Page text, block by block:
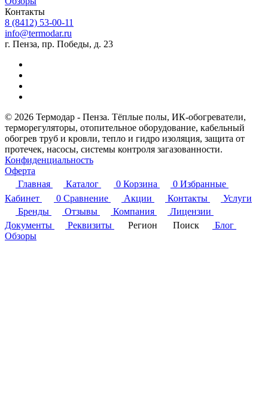
Контакты
8 (8412) 53-00-11
info@termodar.ru
г. Пенза, пр. Победы, д. 23
© 2026 Термодар - Пенза. Тёплые полы, ИК-обогреватели,
терморегуляторы, отопительное оборудование, кабельный
обогрев труб и кровли, тепло и гидро изоляция, защита от
протечек, насосы, системы контроля загазованности.
Конфиденциальность
Оферта
Главная
Каталог 0 Корзина 0 Избранные
Кабинет
0 Сравнение Акции Контакты
Услуги
Бренды
Отзывы Компания
Лицензии
Документы
Реквизиты Регион Поиск
Блог
Обзоры